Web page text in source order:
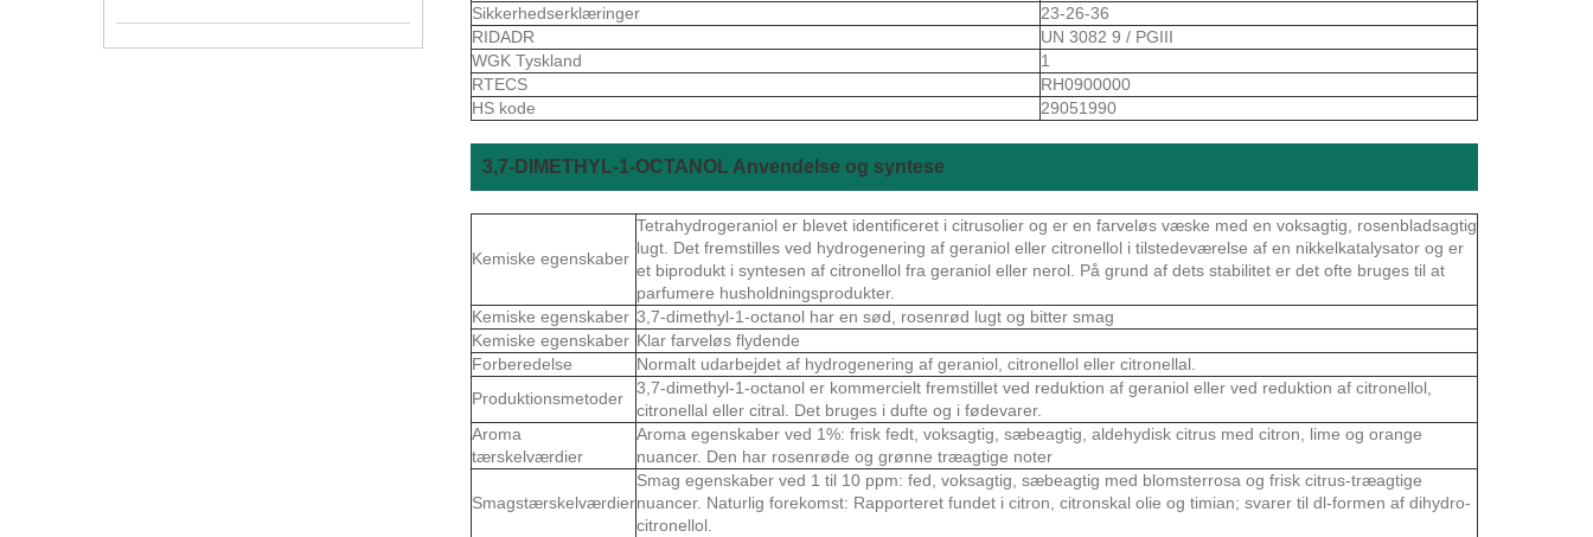
Sikkerhedserklæringer
23-26-36
RIDADR
UN 3082 9 / PGIII
WGK Tyskland
1
RTECS
RH0900000
HS kode
29051990
3,7-DIMETHYL-1-OCTANOL Anvendelse og syntese
Kemiske egenskaber
Tetrahydrogeraniol er blevet identificeret i citrusolier og er en farveløs væske med en voksagtig, rosenbladsagtig
lugt. Det fremstilles ved hydrogenering af geraniol eller citronellol i tilstedeværelse af en nikkelkatalysator og er
et biprodukt i syntesen af citronellol fra geraniol eller nerol. På grund af dets stabilitet er det ofte bruges til at
parfumere husholdningsprodukter.
Kemiske egenskaber 3,7-dimethyl-1-octanol har en sød, rosenrød lugt og bitter smag
Kemiske egenskaber Klar farveløs flydende
Forberedelse
Normalt udarbejdet af hydrogenering af geraniol, citronellol eller citronellal.
Produktionsmetoder
3,7-dimethyl-1-octanol er kommercielt fremstillet ved reduktion af geraniol eller ved reduktion af citronellol,
citronellal eller citral. Det bruges i dufte og i fødevarer.
Aroma
tærskelværdier
Aroma egenskaber ved 1%: frisk fedt, voksagtig, sæbeagtig, aldehydisk citrus med citron, lime og orange
nuancer. Den har rosenrøde og grønne træagtige noter
Smagstærskelværdier
Smag egenskaber ved 1 til 10 ppm: fed, voksagtig, sæbeagtig med blomsterrosa og frisk citrus-træagtige
nuancer. Naturlig forekomst: Rapporteret fundet i citron, citronskal olie og timian; svarer til dl-formen af ​​dihydro-
citronellol.